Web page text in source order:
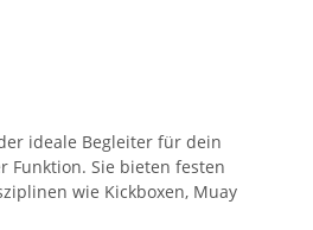
ideale Begleiter für dein
Funktion. Sie bieten festen
wie Kickboxen, Muay